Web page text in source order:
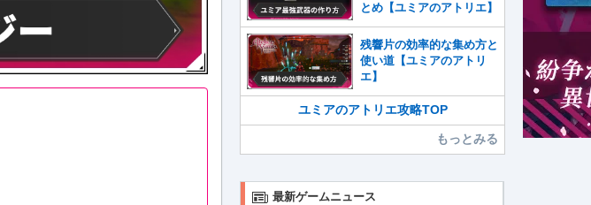
とめ【ユミアのアトリエ】
残響片の効率的な集め方と
使い道【ユミアのアトリ
エ】
ユミアのアトリエ攻略TOP
もっとみる
最新ゲームニュース